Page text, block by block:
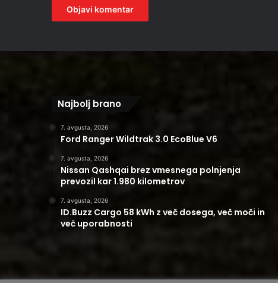
Najbolj brano
7. avgusta, 2026
Ford Ranger Wildtrak 3.0 EcoBlue V6
7. avgusta, 2026
Nissan Qashqai brez vmesnega polnjenja
prevozil kar 1.980 kilometrov
7. avgusta, 2026
ID.Buzz Cargo 58 kWh z več dosega, več moči in
več uporabnosti